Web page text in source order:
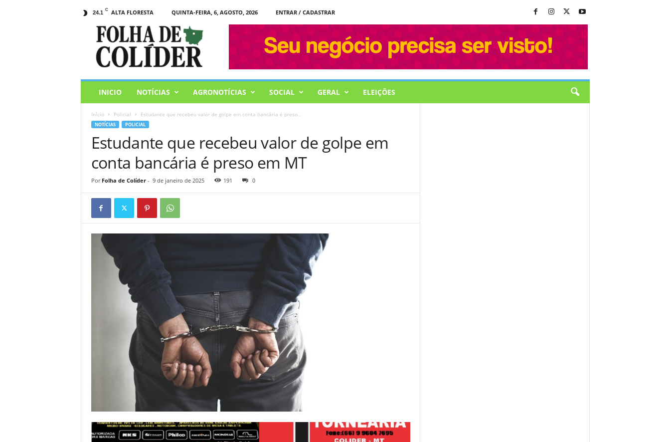
24.1 C ALTA FLORESTA QUINTA-FEIRA, 6, AGOSTO, 2026
ENTRAR / CADASTRAR
INICIO NOTÍCIAS AGRONOTÍCIAS SOCIAL GERAL ELEIÇÕES
Início Policial Estudante que recebeu valor de golpe em conta bancária é preso...
NOTÍCIAS POLICIAL
Estudante que recebeu valor de golpe em
conta bancária é preso em MT
Por Folha de Colíder- 9 de janeiro de 2025 191 0